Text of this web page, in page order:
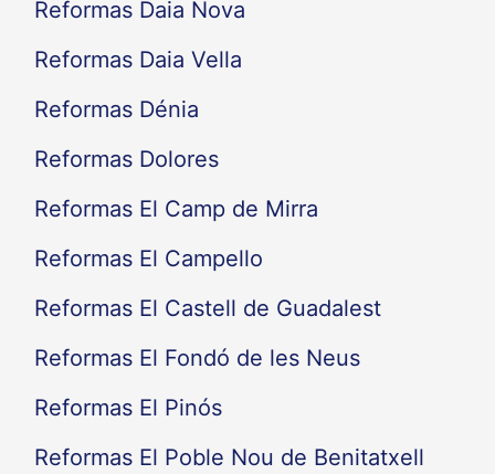
Reformas Daia Nova
Reformas Daia Vella
Reformas Dénia
Reformas Dolores
Reformas El Camp de Mirra
Reformas El Campello
Reformas El Castell de Guadalest
Reformas El Fondó de les Neus
Reformas El Pinós
Reformas El Poble Nou de Benitatxell